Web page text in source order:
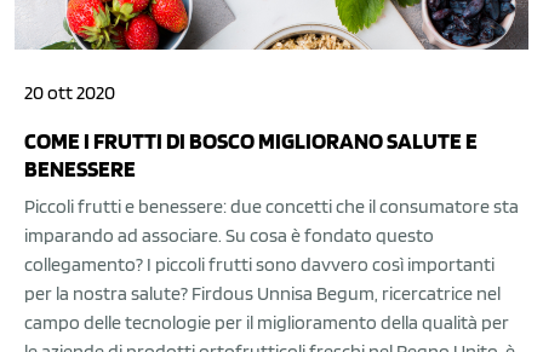
20 ott 2020
COME I FRUTTI DI BOSCO MIGLIORANO SALUTE E
BENESSERE
Piccoli frutti e benessere: due concetti che il consumatore sta
imparando ad associare. Su cosa è fondato questo
collegamento? I piccoli frutti sono davvero così importanti
per la nostra salute? Firdous Unnisa Begum, ricercatrice nel
campo delle tecnologie per il miglioramento della qualità per